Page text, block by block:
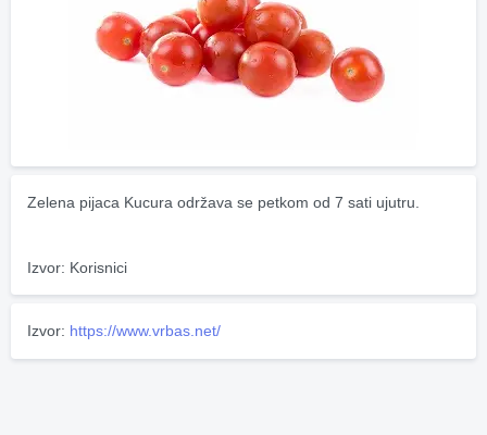
Zelena pijaca Kucura održava se petkom od 7 sati ujutru.
Izvor: Korisnici
Izvor: https://www.vrbas.net/